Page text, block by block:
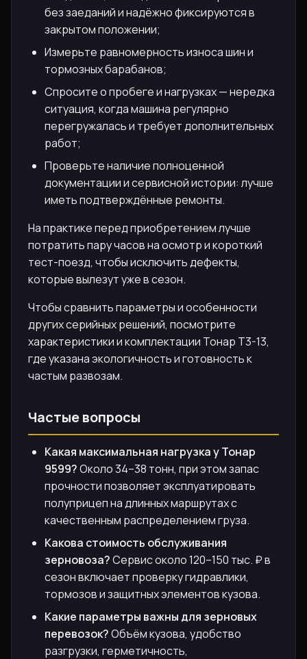
без заеданий и надёжно фиксируются в
закрытом положении;
Измерьте равномерность износа шин и
тормозных барабанов;
Спросите о пробеге и нагрузках — нередка
ситуация, когда машина регулярно
перегружалась и требует дополнительных
работ;
Проверьте наличие полноценной
документации и сервисной истории: лучше
иметь подтверждённые ремонты.
На практике перед приобретением лучше
потратить пару часов на осмотр и короткий
тест-поезд, чтобы исключить дефекты,
которые вылезут уже в сезон.
Чтобы сравнить параметры и особенности
других серийных решений, посмотрите
характеристики и комплектации Тонар T3-13,
где указана экологичность и готовность к
частым развозам.
Частые вопросы
Какая максимальная нагрузка у Тонар
9599?Около 34–38 тонн, при этом запас
прочности позволяет эксплуатировать
полуприцеп на длинных маршрутах с
качественным распределением груза.
Какова стоимость обслуживания
зерновоза?Сервис около 120–150 тыс. ₽ в
сезон включает проверку гидравлики,
тормозов и защитных элементов кузова.
Какие параметры важны для зерновых
перевозок?Объём кузова, удобство
разгрузки, герметичность,